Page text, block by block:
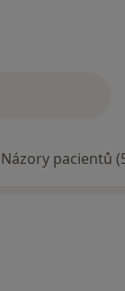
Názory pacientů